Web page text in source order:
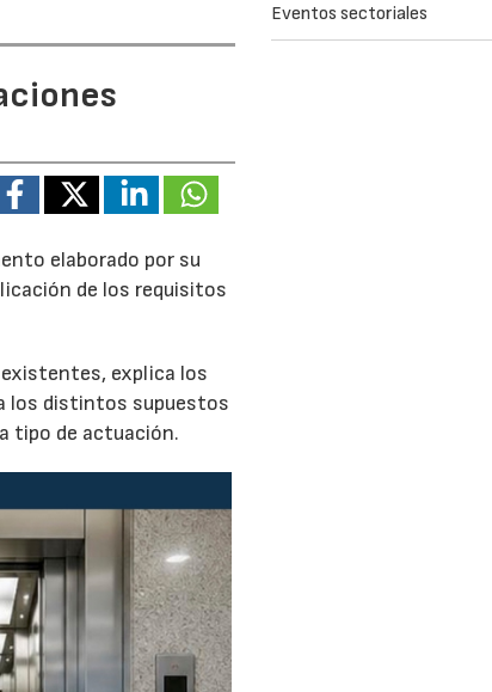
elaborado por su
de los requisitos
explica los
los distintos supuestos
tipo de actuación.
Eventos sectoriales